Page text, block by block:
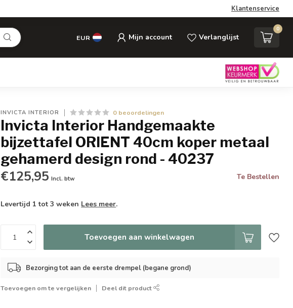
Klantenservice
EUR Mijn account Verlanglijst
0
INVICTA INTERIOR 0 beoordelingen
Invicta Interior Handgemaakte
bijzettafel ORIENT 40cm koper metaal
gehamerd design rond - 40237
€125,95 Incl. btw Te Bestellen
Levertijd 1 tot 3 weken Lees meer.
Toevoegen aan winkelwagen
Bezorging tot aan de eerste drempel (begane grond)
Toevoegen om te vergelijken Deel dit product